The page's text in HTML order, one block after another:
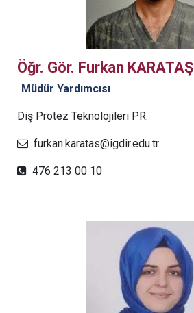
Öğr. Gör. Furkan KARATAŞ
Müdür Yardımcısı
Diş Protez Teknolojileri PR.
furkan.karatas@igdir.edu.tr
476 213 00 10